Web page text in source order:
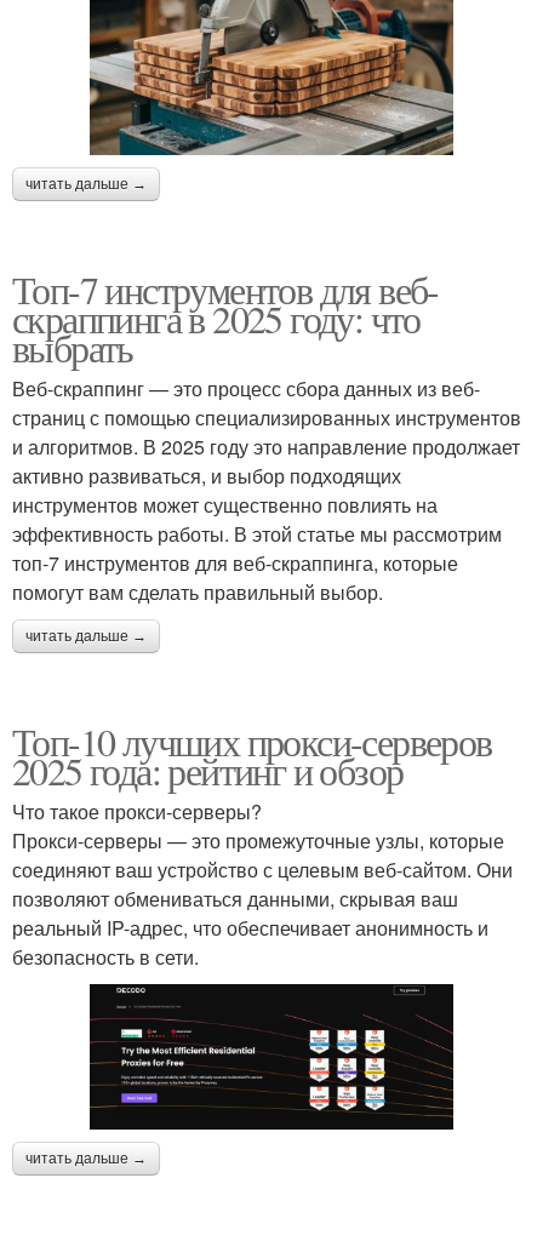
читать дальше →
Топ-7 инструментов для веб-
скраппинга в 2025 году: что
выбрать
Веб-скраппинг — это процесс сбора данных из веб-
страниц с помощью специализированных инструментов
и алгоритмов. В 2025 году это направление продолжает
активно развиваться, и выбор подходящих
инструментов может существенно повлиять на
эффективность работы. В этой статье мы рассмотрим
топ-7 инструментов для веб-скраппинга, которые
помогут вам сделать правильный выбор.
читать дальше →
Топ-10 лучших прокси-серверов
2025 года: рейтинг и обзор
Что такое прокси-серверы?
Прокси-серверы — это промежуточные узлы, которые
соединяют ваш устройство с целевым веб-сайтом. Они
позволяют обмениваться данными, скрывая ваш
реальный IP-адрес, что обеспечивает анонимность и
безопасность в сети.
читать дальше →